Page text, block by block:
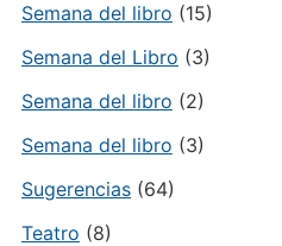
Semana del libro (15)
Semana del Libro (3)
Semana del libro (2)
Semana del libro (3)
Sugerencias(64)
Teatro (8)